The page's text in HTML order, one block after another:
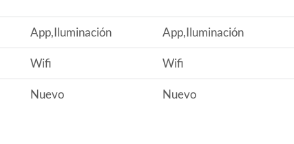
App,Iluminación App,Iluminación
Wifi Wifi
Nuevo Nuevo